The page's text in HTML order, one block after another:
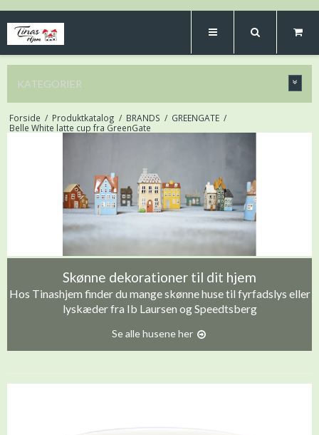
KATEGORIER
Forside / Produktkatalog / BRANDS / GREENGATE /
Belle White latte cup fra GreenGate
Skønne dekorationer til dit hjem
Hos Tinashjem finder du mange skønne huse til fyrfadslys eller
lyskæder fra Ib Laursen og Speedtsberg
Se alle husene her